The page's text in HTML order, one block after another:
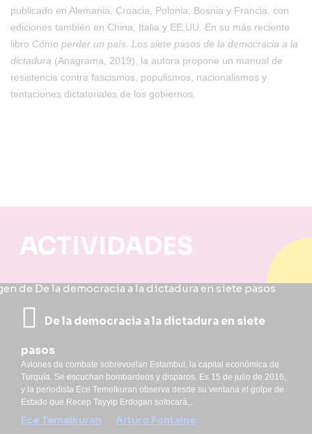
publicado en Alemania, Croacia, Polonia, Bosnia y Francia, con
ediciones también en China, Italia y EE.UU. En su más reciente
libro Cómo perder un país. Los siete pasos de la democracia a la
dictadura (Anagrama, 2019), la autora propone un manual de
resistencia contra fascismos, populismos, nacionalismos y
tentaciones dictatoriales de los gobiernos.
ACTIVIDADES
De la democracia a la dictadura en siete
pasos
Aviones de combate sobrevuelan Estambul, la capital económica de
Turquía. Se escuchan bombardeos y disparos. Es 15 de julio de 2016,
y la periodista Ece Temelkuran observa desde su ventana el golpe de
Estado que Recep Tayyip Erdogan sofocará...
Ece Temelkuran Arturo Fontaine